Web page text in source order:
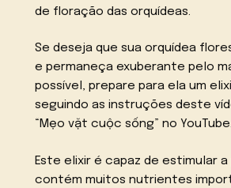
de floração das orquídeas.
Se deseja que sua orquídea
e permaneça exuberante pelo
possível, prepare para ela um
seguindo as instruções deste
“Mẹo vặt cuộc sống” no YouTube.
Este elixir é capaz de estimular
contém muitos nutrientes